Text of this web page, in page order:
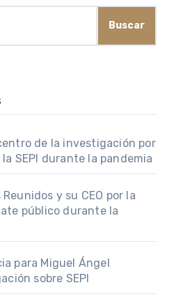
de la investigación por
SEPI durante la pandemia
y su CEO por la
público durante la
para Miguel Ángel
sobre SEPI